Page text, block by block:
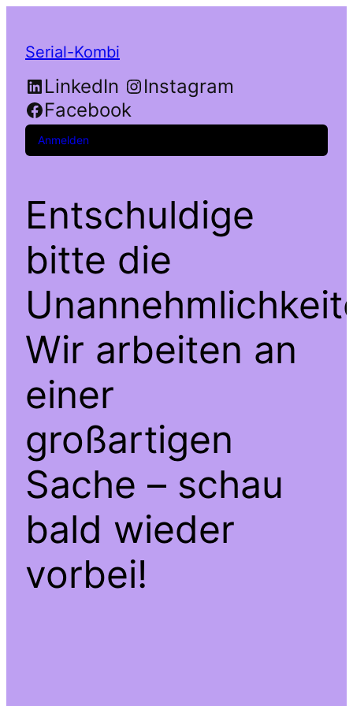
Serial-Kombi
LinkedIn
Instagram
Facebook
Anmelden
Entschuldige
bitte die
Wir arbeiten an
einer
großartigen
Sache – schau
bald wieder
vorbei!